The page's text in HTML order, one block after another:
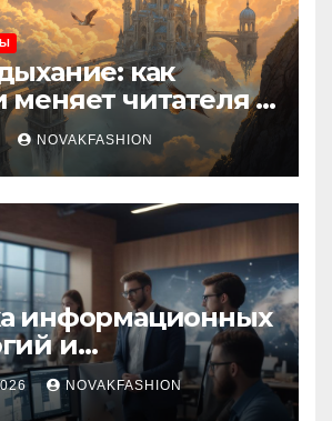
как
меняет читателя и
NOVAKFASHION
информационных
и
решения
NOVAKFASHION